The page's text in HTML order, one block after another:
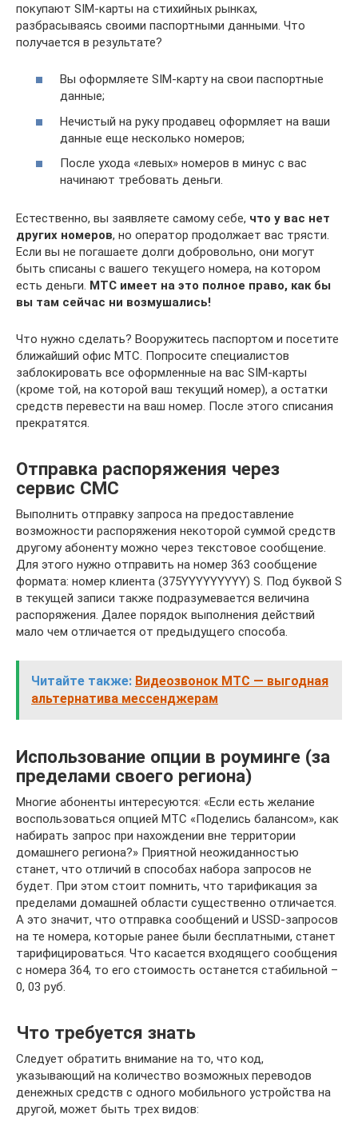
покупают SIM-карты на стихийных рынках,
разбрасываясь своими паспортными данными. Что
получается в результате?
Вы оформляете SIM-карту на свои паспортные
данные;
Нечистый на руку продавец оформляет на ваши
данные еще несколько номеров;
После ухода «левых» номеров в минус с вас
начинают требовать деньги.
Естественно, вы заявляете самому себе, что у вас нет
других номеров, но оператор продолжает вас трясти.
Если вы не погашаете долги добровольно, они могут
быть списаны с вашего текущего номера, на котором
есть деньги. МТС имеет на это полное право, как бы
вы там сейчас ни возмушались!
Что нужно сделать? Вооружитесь паспортом и посетите
ближайший офис МТС. Попросите специалистов
заблокировать все оформленные на вас SIM-карты
(кроме той, на которой ваш текущий номер), а остатки
средств перевести на ваш номер. После этого списания
прекратятся.
Отправка распоряжения через
сервис СМС
Выполнить отправку запроса на предоставление
возможности распоряжения некоторой суммой средств
другому абоненту можно через текстовое сообщение.
Для этого нужно отправить на номер 363 сообщение
формата: номер клиента (375YYYYYYYYY) S. Под буквой S
в текущей записи также подразумевается величина
распоряжения. Далее порядок выполнения действий
мало чем отличается от предыдущего способа.
Читайте также: Видеозвонок МТС — выгодная
альтернатива мессенджерам
Использование опции в роуминге (за
пределами своего региона)
Многие абоненты интересуются: «Если есть желание
воспользоваться опцией МТС «Поделись балансом», как
набирать запрос при нахождении вне территории
домашнего региона?» Приятной неожиданностью
станет, что отличий в способах набора запросов не
будет. При этом стоит помнить, что тарификация за
пределами домашней области существенно отличается.
А это значит, что отправка сообщений и USSD-запросов
на те номера, которые ранее были бесплатными, станет
тарифицироваться. Что касается входящего сообщения
с номера 364, то его стоимость останется стабильной –
0, 03 руб.
Что требуется знать
Следует обратить внимание на то, что код,
указывающий на количество возможных переводов
денежных средств с одного мобильного устройства на
другой, может быть трех видов: